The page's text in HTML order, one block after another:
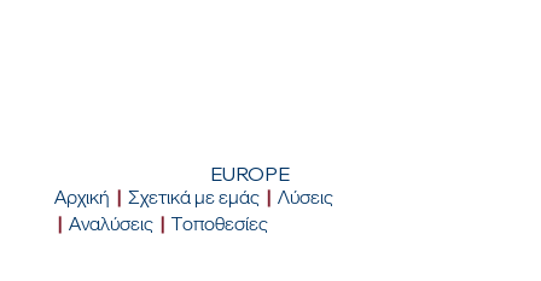
EUROPE
Αρχική |Σχετικά με εμάς |Λύσεις
|Αναλύσεις |Τοποθεσίες